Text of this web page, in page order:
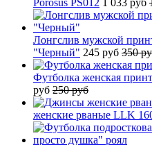
Лонгслив мужской
"Черный" 245 руб 350
Футболка женская
руб 250 руб
женские рваные LLK